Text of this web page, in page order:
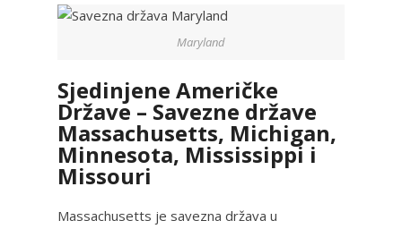
Maryland
Sjedinjene Američke
Države – Savezne države
Massachusetts, Michigan,
Minnesota, Mississippi i
Missouri
Massachusetts je savezna država u